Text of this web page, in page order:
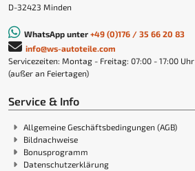
D-32423 Minden
WhatsApp unter +49 (0)176 / 35 66 20 83
info@ws-autoteile.com
Servicezeiten: Montag - Freitag: 07:00 - 17:00 Uhr
(außer an Feiertagen)
Service & Info
Allgemeine Geschäftsbedingungen (AGB)
Bildnachweise
Bonusprogramm
Datenschutzerklärung